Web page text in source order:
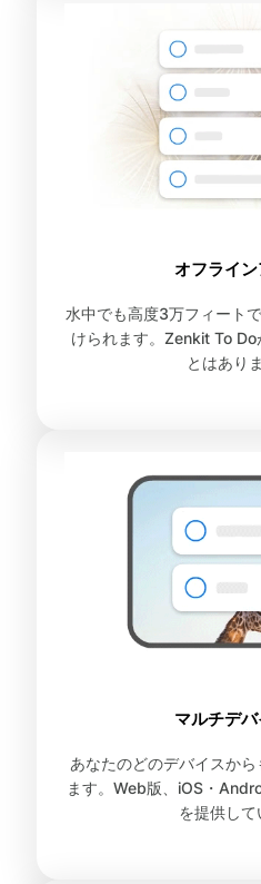
オフライ
水中でも高度3万フィート
けられます。Zenkit To Do
とはあり
マルチデ
あなたのどのデバイスか
ます。Web版、iOS・
を提供して